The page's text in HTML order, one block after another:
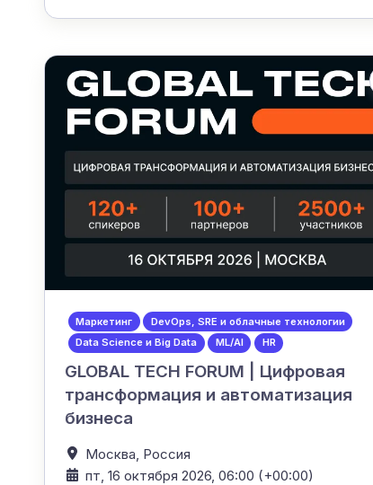
Маркетинг
DevOps, SRE и облачные технологии
Data Science и Big Data
ML/AI HR
GLOBAL TECH FORUM | Цифровая
трансформация и автоматизация
бизнеса
Москва, Россия
пт, 16 октября 2026, 06:00 (+00:00)